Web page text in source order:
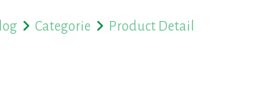
Categorie Product Detail